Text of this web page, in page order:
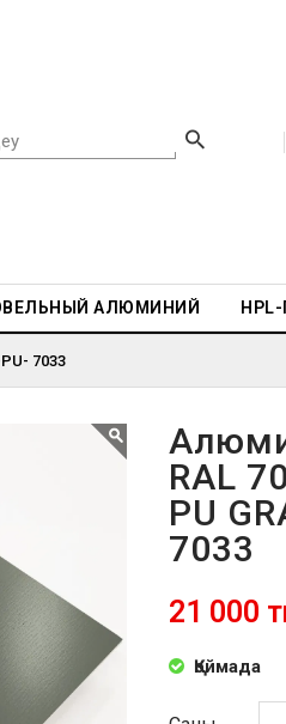
АЛЮМИНИЙ
7033
RAL
PU
7033
21 000
Қоймада